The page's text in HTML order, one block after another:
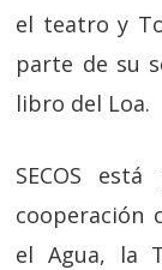
el teatro y
parte de su
libro del Loa.
SECOS está
cooperación
el Agua, la